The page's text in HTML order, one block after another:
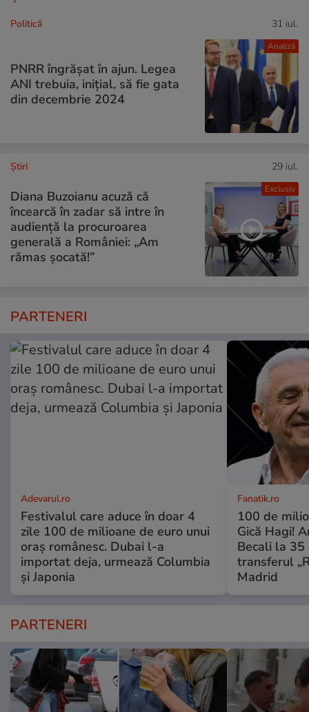
Analiză
Politică 31 iul.
PNRR îngrășat în ajun. Legea
ANI trebuia, inițial, să fie gata
din decembrie 2024
Exclusiv
Ştiri 29 iul.
Diana Buzoianu acuză că
încearcă în zadar să intre în
audiență la procuroarea
generală a României: „Am
rămas șocată!”
PARTENERI
Adevarul.ro
Festivalul care aduce în doar 4
zile 100 de milioane de euro unui
oraș românesc. Dubai l-a
importat deja, urmează Columbia
și Japonia
Fanatik.ro
100 de
Gică Hagi!
Becali la 35
transferul
Madrid
PARTENERI